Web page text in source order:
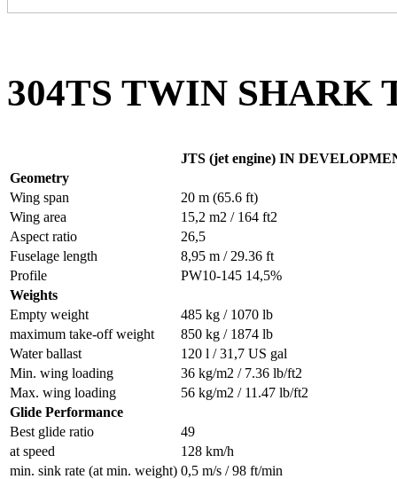
304TS TWIN SHARK
JTS (jet engine) IN
Geometry
Wing span
20 m (65.6 ft)
Wing area
15,2 m2 / 164 ft2
Aspect ratio
26,5
Fuselage length
8,95 m / 29.36 ft
Profile
PW10-145 14,5%
Weights
Empty weight
485 kg / 1070 lb
maximum take-off weight
850 kg / 1874 lb
Water ballast
120 l / 31,7 US gal
Min. wing loading
36 kg/m2 / 7.36 lb/ft2
Max. wing loading
56 kg/m2 / 11.47 lb/ft2
Glide Performance
Best glide ratio
49
at speed
128 km/h
min. sink rate (at min. weight) 0,5 m/s / 98 ft/min